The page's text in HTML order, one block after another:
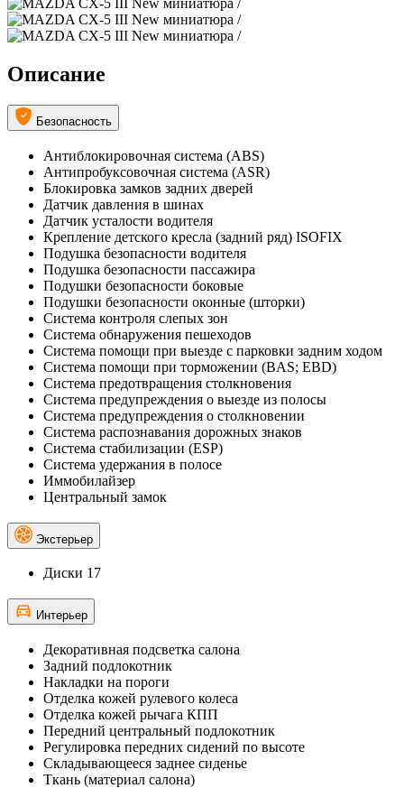
Описание
Безопасность
Антиблокировочная система (ABS)
Антипробуксовочная система (ASR)
Блокировка замков задних дверей
Датчик давления в шинах
Датчик усталости водителя
Крепление детского кресла (задний ряд) ISOFIX
Подушка безопасности водителя
Подушка безопасности пассажира
Подушки безопасности боковые
Подушки безопасности оконные (шторки)
Система контроля слепых зон
Система обнаружения пешеходов
Система помощи при выезде с парковки задним ходом
Система помощи при торможении (BAS; EBD)
Система предотвращения столкновения
Система предупреждения о выезде из полосы
Система предупреждения о столкновении
Система распознавания дорожных знаков
Система стабилизации (ESP)
Система удержания в полосе
Иммобилайзер
Центральный замок
Экстерьер
Диски 17
Интерьер
Декоративная подсветка салона
Задний подлокотник
Накладки на пороги
Отделка кожей рулевого колеса
Отделка кожей рычага КПП
Передний центральный подлокотник
Регулировка передних сидений по высоте
Складывающееся заднее сиденье
Ткань (материал салона)